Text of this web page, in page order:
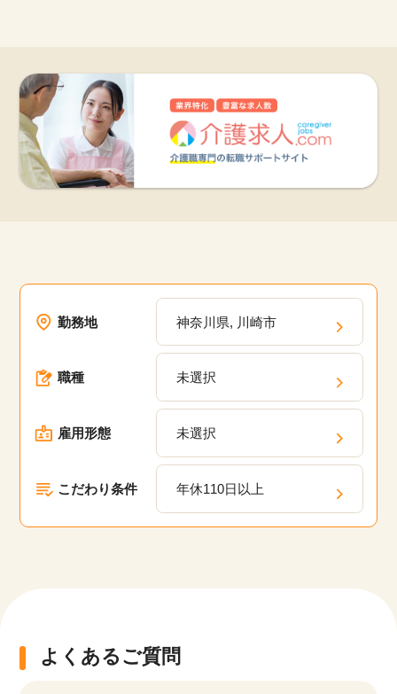
勤務地 神奈川県, 川崎市
職種 未選択
雇用形態 未選択
こだわり条件 年休110日以上
よくあるご質問